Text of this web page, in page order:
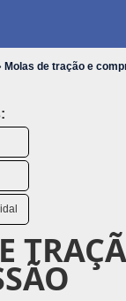
Molas de tração e